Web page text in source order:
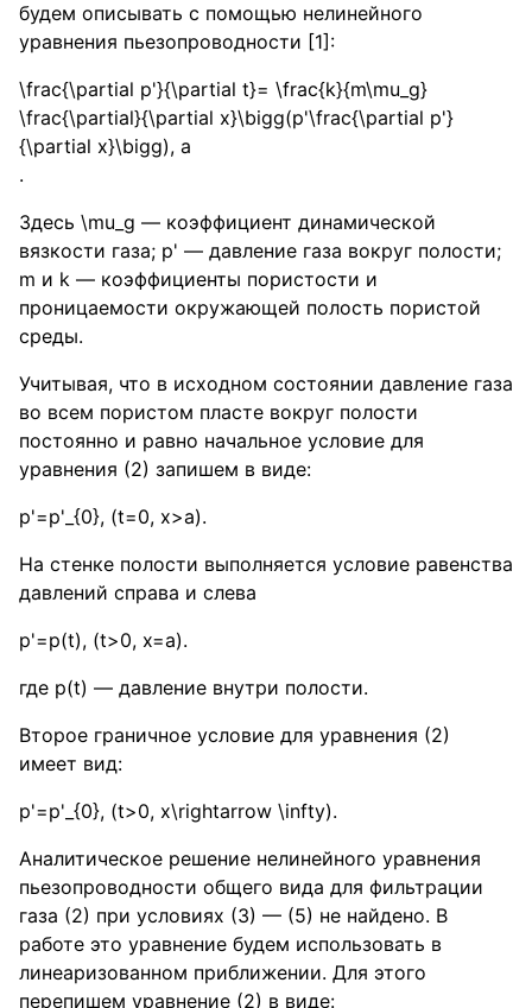
будем описывать с помощью нелинейного
уравнения пьезопроводности [1]:
\frac{\partial p'}{\partial t}= \frac{k}{m\mu_g}
\frac{\partial}{\partial x}\bigg(p'\frac{\partial p'}
{\partial x}\bigg), a
.
Здесь \mu_g — коэффициент динамической
вязкости газа; p' — давление газа вокруг полости;
m и k — коэффициенты пористости и
проницаемости окружающей полость пористой
среды.
Учитывая, что в исходном состоянии давление газа
во всем пористом пласте вокруг полости
постоянно и равно начальное условие для
уравнения (2) запишем в виде:
p'=p'_{0}, (t=0, x>a).
На стенке полости выполняется условие равенства
давлений справа и слева
p'=p(t), (t>0, x=a).
где p(t) — давление внутри полости.
Второе граничное условие для уравнения (2)
имеет вид:
p'=p'_{0}, (t>0, x\rightarrow \infty).
Аналитическое решение нелинейного уравнения
пьезопроводности общего вида для фильтрации
газа (2) при условиях (3) — (5) не найдено. В
работе это уравнение будем использовать в
линеаризованном приближении. Для этого
перепишем уравнение (2) в виде: